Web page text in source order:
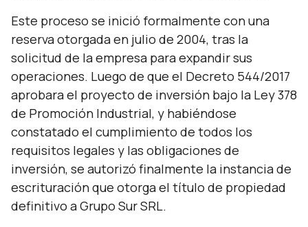
Este proceso se inició formalmente con una
reserva otorgada en julio de 2004, tras la
solicitud de la empresa para expandir sus
operaciones. Luego de que el Decreto 544/2017
aprobara el proyecto de inversión bajo la Ley 378
de Promoción Industrial, y habiéndose
constatado el cumplimiento de todos los
requisitos legales y las obligaciones de
inversión, se autorizó finalmente la instancia de
escrituración que otorga el título de propiedad
definitivo a Grupo Sur SRL.